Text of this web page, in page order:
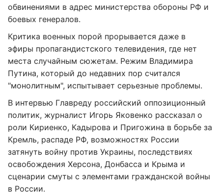
обвинениями в адрес министерства обороны РФ и
боевых генералов.
Критика военных порой прорывается даже в
эфиры пропагандистского телевидения, где нет
места случайным сюжетам. Режим Владимира
Путина, который до недавних пор считался
"монолитным", испытывает серьезные проблемы.
В интервью Главреду российский оппозиционный
политик, журналист Игорь Яковенко рассказал о
роли Кириенко, Кадырова и Пригожина в борьбе за
Кремль, распаде РФ, возможностях России
затянуть войну против Украины, последствиях
освобождения Херсона, Донбасса и Крыма и
сценарии смуты с элементами гражданской войны
в России.